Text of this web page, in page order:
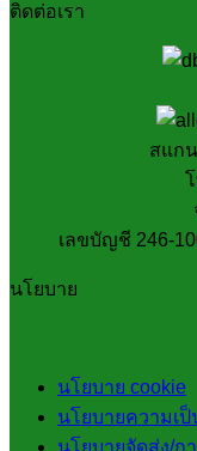
ติดต่อเรา
สแก
เลขบัญชี 246-
นโยบาย
นโยบาย cookie
นโยบายความเ